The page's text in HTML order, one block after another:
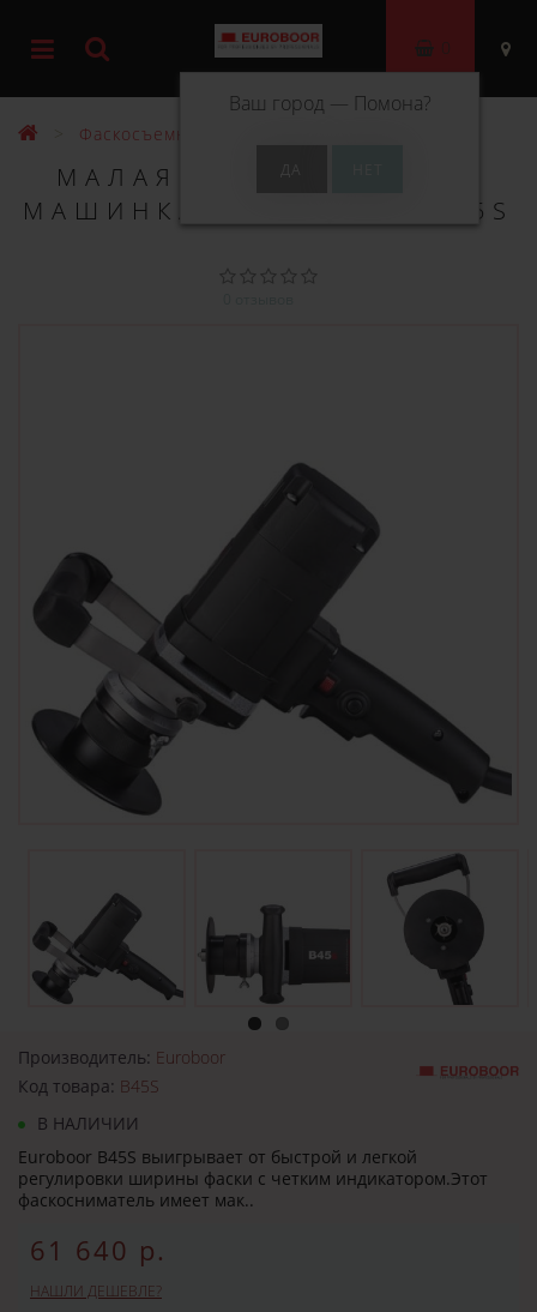
Ваш город — Помона?
0
Фаскосъемные машины
МАЛАЯ ФАСКОСЪЁМНАЯ
МАШИНКА EUROBOOR B45S
Производитель: Euroboor
Код товара: B45S
В НАЛИЧИИ
Euroboor B45S выигрывает от быстрой и легкой
регулировки ширины фаски с четким индикатором.Этот
фаскосниматель имеет мак..
61 640 р.
НАШЛИ ДЕШЕВЛЕ?